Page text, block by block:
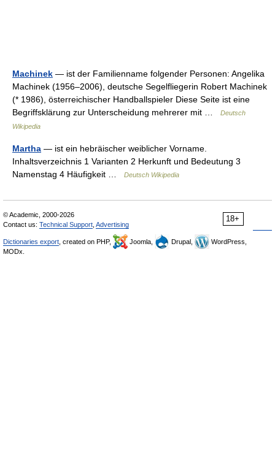
Machinek — ist der Familienname folgender Personen: Angelika
Machinek (1956–2006), deutsche Segelfliegerin Robert Machinek
(* 1986), österreichischer Handballspieler Diese Seite ist eine
Begriffsklärung zur Unterscheidung mehrerer mit …
Deutsch
Wikipedia
Martha — ist ein hebräischer weiblicher Vorname.
Inhaltsverzeichnis 1 Varianten 2 Herkunft und Bedeutung 3
Namenstag 4 Häufigkeit …
Deutsch Wikipedia
18+
© Academic, 2000-2026
Contact us: Technical Support Advertising
Dictionaries export , created on PHP, Joomla, Drupal,
WordPress,
MODx.